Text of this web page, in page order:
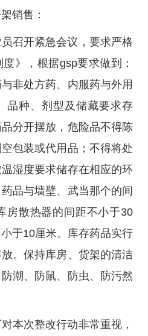
销售：
召开紧急会议，要求严格
》，根据gsp要求做到：
非处方药、内服药与外用
品种、剂型及储藏要求存
分开摆放，危险品不得陈
包装或代用品；不得将处
湿度要求储存在相应的环
品与墙壁、武当那个的间
房散热器的间距不小于30
于10厘米。库存药品实行
。保持库房、货架的清洁
潮、防鼠、防虫、防污然
本次整改行动非常重视，